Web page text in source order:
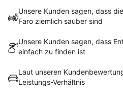
Unsere Kunden sagen, dass
Faro ziemlich sauber sind
Unsere Kunden sagen, dass
einfach zu finden ist
Laut unseren
Leistungs-Verhältnis